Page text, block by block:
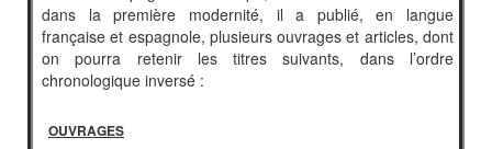
dans la première modernité, il a publié, en langue
française et espagnole, plusieurs ouvrages et articles, dont
on pourra retenir les titres suivants, dans l’ordre
chronologique inversé :
OUVRAGES